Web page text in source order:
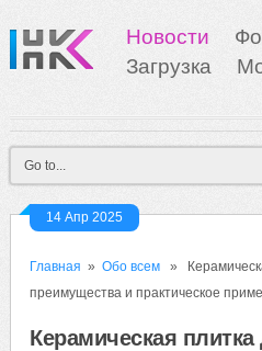
Новости
Загрузка
14 Апр 2025
Главная »Обо всем »
преимущества и практическое
Керамическая